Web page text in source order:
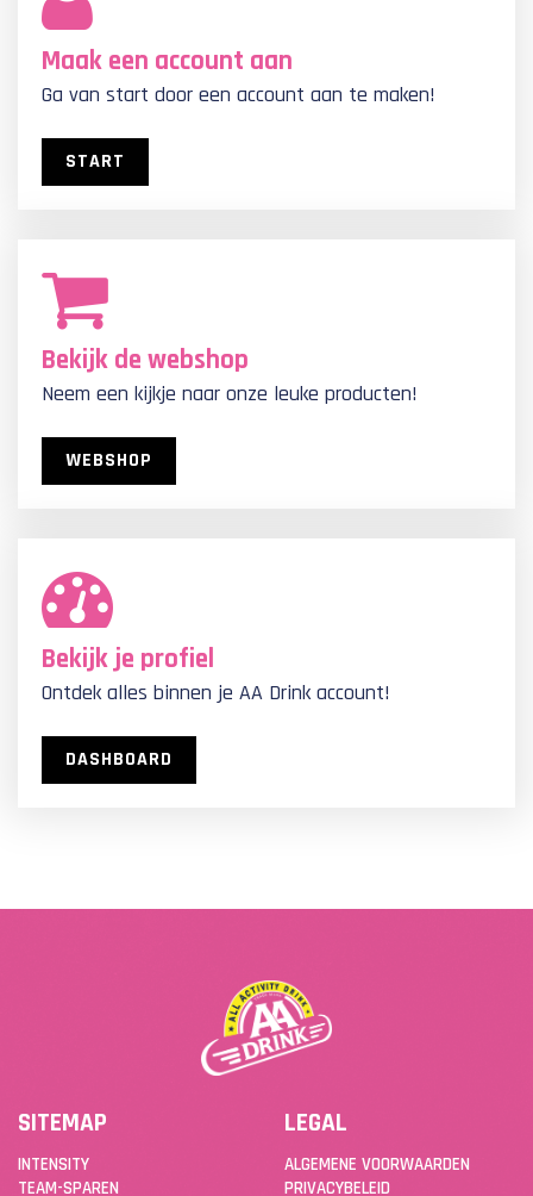
Maak een account aan
Ga van start door een account aan te maken!
START
Bekijk de webshop
Neem een kijkje naar onze leuke producten!
WEBSHOP
Bekijk je profiel
Ontdek alles binnen je AA Drink account!
DASHBOARD
SITEMAP
INTENSITY
TEAM-SPAREN
LEGAL
ALGEMENE VOORWAARDEN
PRIVACYBELEID